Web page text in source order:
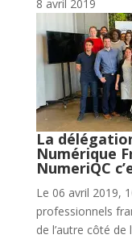
8 avril 2019
La
Numérique
NumeriQC
Le 06 avril 2019,
professionnels
de l’autre côté de